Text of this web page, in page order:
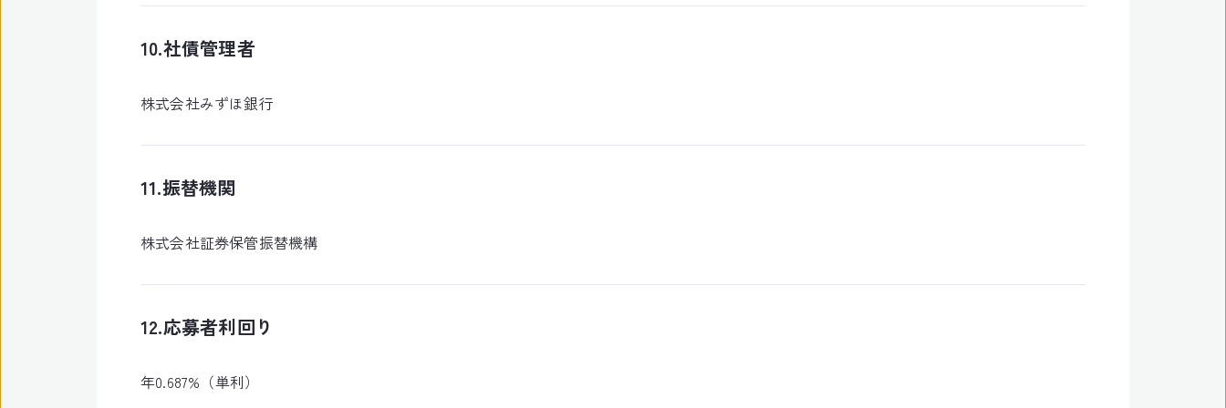
10.社債管理者
株式会社みずほ銀行
11.振替機関
株式会社証券保管振替機構
12.応募者利回り
年0.687%（単利）